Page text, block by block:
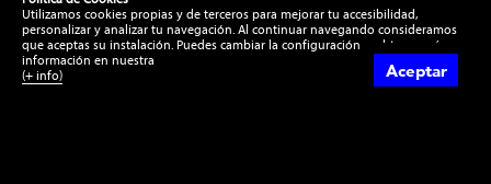
Utilizamos cookies propias y de terceros para mejorar tu accesibilidad,
personalizar y analizar tu navegación. Al continuar navegando consideramos
que aceptas su instalación. Puedes cambiar la configuración u obtener más
información en nuestra
(+ info)
Aceptar